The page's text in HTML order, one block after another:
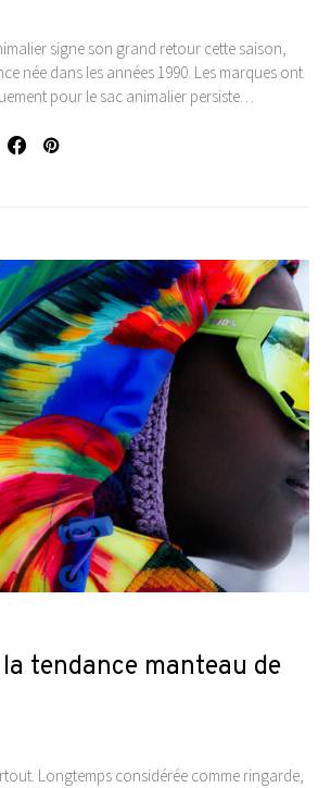
signe son grand retour cette saison,
née dans les années 1990. Les marques ont
pour le sac animalier persiste…
tendance manteau de
Longtemps considérée comme ringarde,